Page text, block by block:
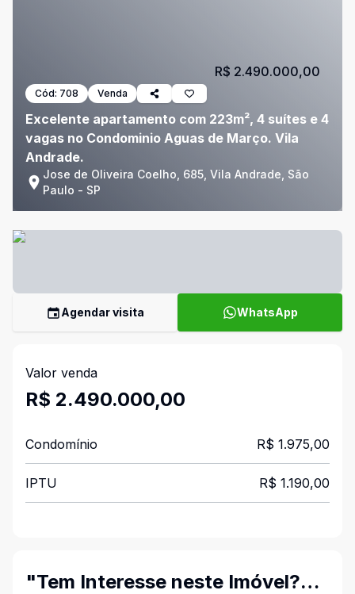
Cód: 708 Venda
Excelente apartamento com 223m², 4 suítes e 4
vagas no Condominio Aguas de Março. Vila
Andrade.
Jose de Oliveira Coelho, 685, Vila Andrade, São
Paulo - SP
R$ 2.490.000,00
Agendar visita WhatsApp
Valor venda
R$ 2.490.000,00
Condomínio R$ 1.975,00
IPTU R$ 1.190,00
"Tem Interesse neste Imóvel?